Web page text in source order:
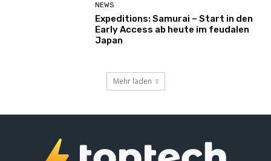
NEWS
Expeditions: Samurai – Start in den
Early Access ab heute im feudalen
Japan
Mehr laden